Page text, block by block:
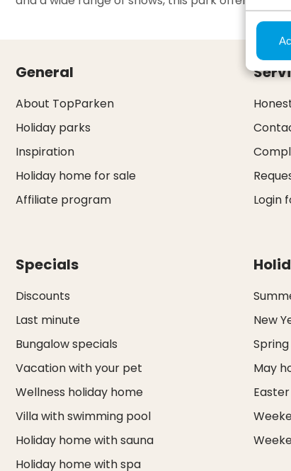
General
About TopParken
Holiday parks
Inspiration
Holiday home for sale
Affiliate program
Login
Specials
Discounts
Last minute
Bungalow specials
Vacation with your pet
Wellness holiday home
Villa with swimming pool
Holiday home with sauna
Holiday home with spa
New
May